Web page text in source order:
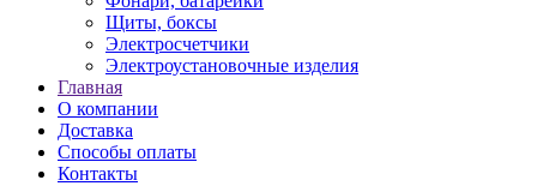
Щиты, боксы
Электросчетчики
Электроустановочные изделия
Главная
О компании
Доставка
Способы оплаты
Контакты